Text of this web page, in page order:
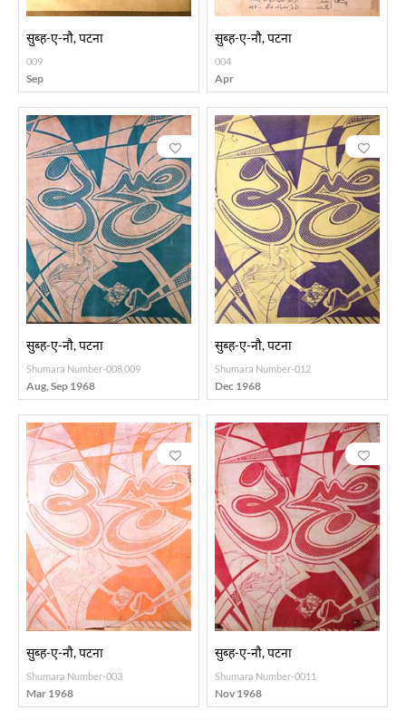
सुब्ह-ए-नौ, पटना
009
Sep
सुब्ह-ए-नौ, पटना
004
Apr
सुब्ह-ए-नौ, पटना
Shumara Number-008,009
Aug, Sep 1968
सुब्ह-ए-नौ, पटना
Shumara Number-012
Dec 1968
सुब्ह-ए-नौ, पटना
Shumara Number-003
Mar 1968
सुब्ह-ए-नौ, पटना
Shumara Number-0011
Nov 1968